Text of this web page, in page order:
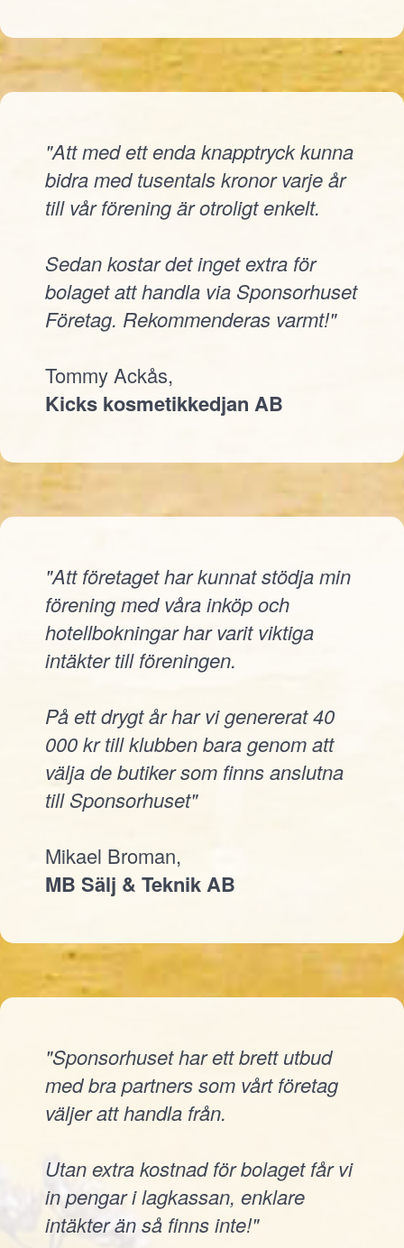
"Att med ett enda knapptryck kunna
bidra med tusentals kronor varje år
till vår förening är otroligt enkelt.
Sedan kostar det inget extra för
bolaget att handla via Sponsorhuset
Företag. Rekommenderas varmt!"
Tommy Ackås,
Kicks kosmetikkedjan AB
"Att företaget har kunnat stödja min
förening med våra inköp och
hotellbokningar har varit viktiga
intäkter till föreningen.
På ett drygt år har vi genererat 40
000 kr till klubben bara genom att
välja de butiker som finns anslutna
till Sponsorhuset"
Mikael Broman,
MB Sälj & Teknik AB
"Sponsorhuset har ett brett utbud
med bra partners som vårt företag
väljer att handla från.
Utan extra kostnad för bolaget får vi
in pengar i lagkassan, enklare
intäkter än så finns inte!"